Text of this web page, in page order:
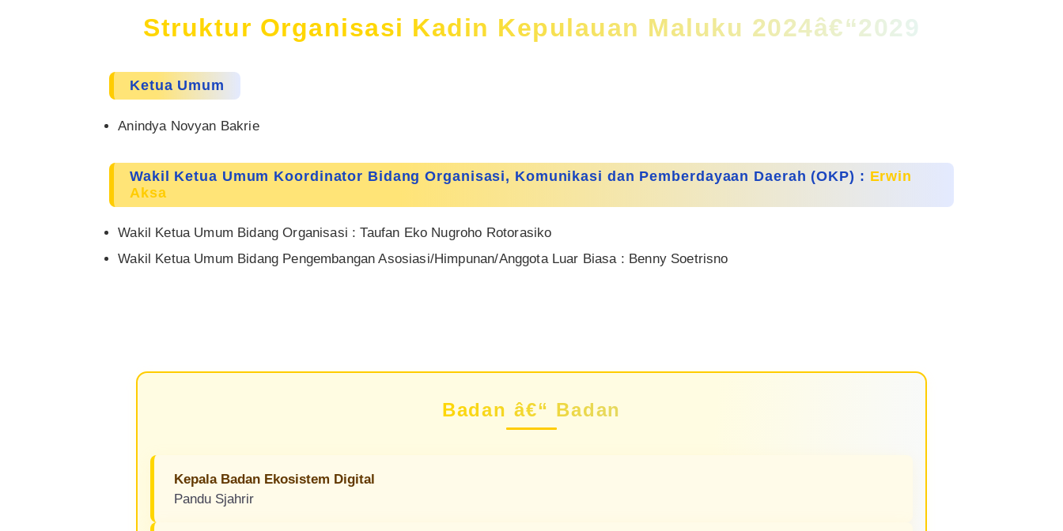
Struktur Organisasi Kadin Kepulauan Maluku 2024â€“2029
Ketua Umum
Anindya Novyan Bakrie
Wakil Ketua Umum Koordinator Bidang Organisasi, Komunikasi dan Pemberdayaan Daerah (OKP) : Erwin
Aksa
Wakil Ketua Umum Bidang Organisasi : Taufan Eko Nugroho Rotorasiko
Wakil Ketua Umum Bidang Pengembangan Asosiasi/Himpunan/Anggota Luar Biasa : Benny Soetrisno
Badan â€“ Badan
Kepala Badan Ekosistem Digital
Pandu Sjahrir